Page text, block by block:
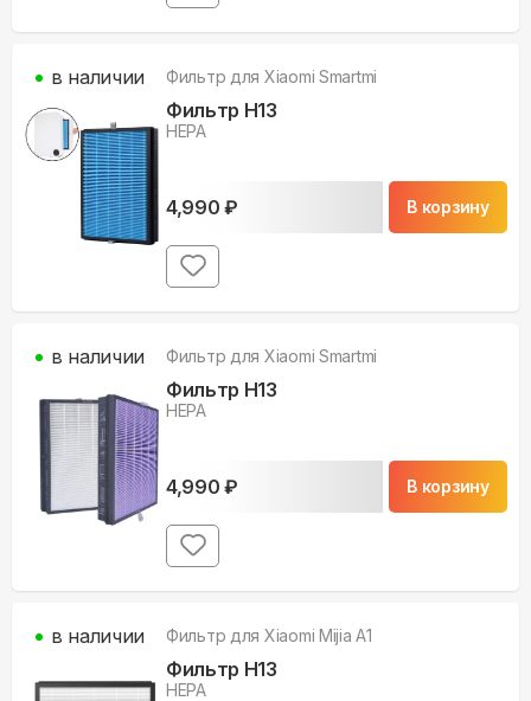
Фильтр для Xiaomi Smartmi
Фильтр H13
НЕРА
4,990 ₽ В корзину
в наличии
Фильтр для Xiaomi Smartmi
Фильтр H13
НЕРА
4,990 ₽ В корзину
в наличии
Фильтр для Xiaomi Mijia A1
Фильтр H13
НЕРА
в наличии